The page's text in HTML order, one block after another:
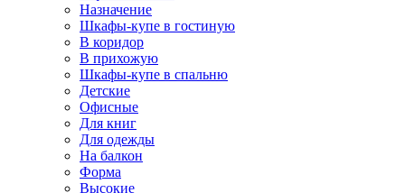
Назначение
Шкафы-купе в гостиную
В коридор
В прихожую
Шкафы-купе в спальню
Детские
Офисные
Для книг
Для одежды
На балкон
Форма
Высокие